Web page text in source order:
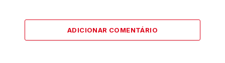
ADICIONAR COMENTÁRIO